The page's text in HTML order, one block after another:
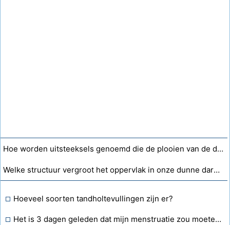
Hoe worden uitsteeksels genoemd die de plooien van de dunne darm bedekken?
Welke structuur vergroot het oppervlak in onze dunne darm en waarom heb je ze nodig?
Hoeveel soorten tandholtevullingen zijn er?
Het is 3 dagen geleden dat mijn menstruatie zou moeten beginnen. Ik heb een pasta als donkerbruin bloed en dan is ongeveer 2 3e van het maandverband opgevuld. Implantatiebloeding of menstruatie helpt mij?